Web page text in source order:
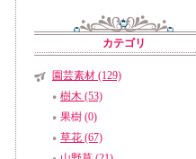
カテゴリ
園芸素材 (129)
樹木 (53)
果樹 (0)
草花 (67)